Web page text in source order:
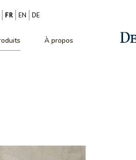
FR EN DE
À propos